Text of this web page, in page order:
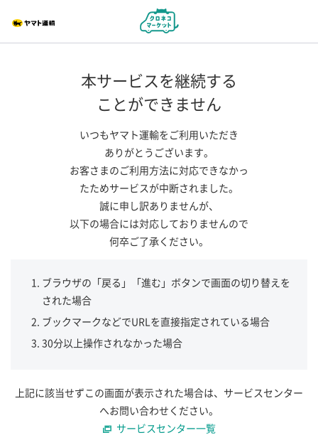
本サービスを継続する
ことができません
いつもヤマト運輸をご利用いただき
ありがとうございます。
お客さまのご利用方法に対応できなかっ
たためサービスが中断されました。
誠に申し訳ありませんが、
以下の場合には対応しておりませんので
何卒ご了承ください。
ブラウザの「戻る」「進む」ボタンで画面の切り替えを
された場合
ブックマークなどでURLを直接指定されている場合
30分以上操作されなかった場合
上記に該当せずこの画面が表示された場合は、サービスセンター
へお問い合わせください。
サービスセンター一覧